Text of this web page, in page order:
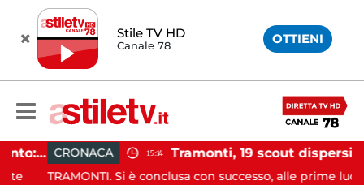
Stile TV HD
Canale 78 OTTIENI
Incidente agricolo nel Cilento: trattore si ribalta, muore 71enne CRONACA 15:14 Tramonti, 19 scout dispersi in montagna salvati dai vigili del fuoco
TRAMONTI. Si è conclusa con successo, alle prime luci